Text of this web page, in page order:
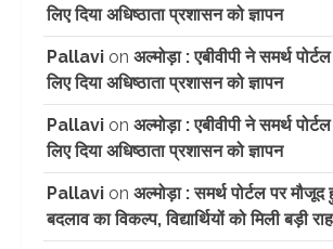
लिए दिया अधिष्ठाता प्रशासन को ज्ञापन
Pallavi on अल्मोड़ा : एबीवीपी ने समर्थ
लिए दिया अधिष्ठाता प्रशासन को ज्ञापन
Pallavi on अल्मोड़ा : एबीवीपी ने समर्थ
लिए दिया अधिष्ठाता प्रशासन को ज्ञापन
Pallavi on अल्मोड़ा : समर्थ पोर्टल पर
बदलाव का विकल्प, विद्यार्थियों को मिली बड़ी